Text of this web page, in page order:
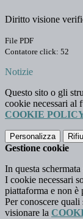
Diritto visione
File PDF
Contatore click: 52
Notizie
Questo sito o gli
cookie necessari al
COOKIE
Personalizza
Gestione cookie
In questa
I cookie necessari
piattaforma e non è
Per conoscere
visionare la